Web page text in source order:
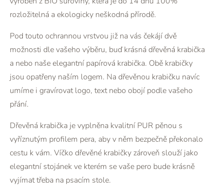
rozložitelná a ekologicky neškodná přírodě.
Pod touto ochrannou vrstvou již na vás čekájí dvě
možnosti dle vašeho výběru, buď krásná dřevěná krabička
a nebo naše elegantní papírová krabička. Obě krabičky
jsou opatřeny naším logem. Na dřevěnou krabičku navíc
umíme i gravírovat logo, text nebo obojí podle vašeho
přání.
Dřevěná krabička je vyplněna kvalitní PUR pěnou s
vyříznutým profilem pera, aby v něm bezpečně překonalo
cestu k vám. Víčko dřevěné krabičky zároveň slouží jako
elegantní stojánek ve kterém se vaše pero bude krásně
vyjímat třeba na psacím stole.